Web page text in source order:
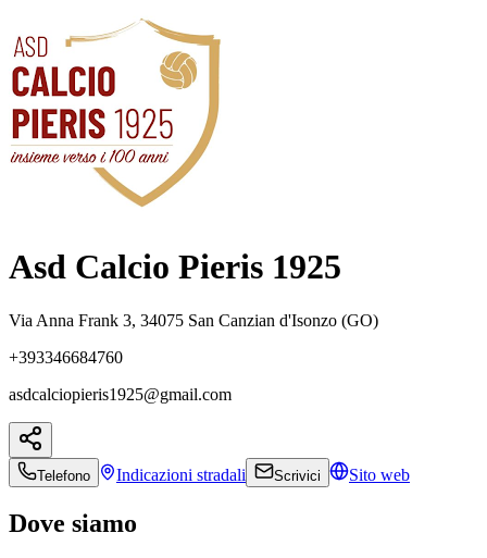
Asd Calcio Pieris 1925
Via Anna Frank 3, 34075 San Canzian d'Isonzo (GO)
+393346684760
asdcalciopieris1925@gmail.com
Telefono Indicazioni stradali Scrivici Sito web
Dove siamo